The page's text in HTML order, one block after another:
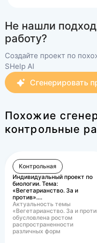
Не нашли
работу?
Создайте проект по
SHelp AI
Сгенерировать
Похожие
контрольные
Контрольная
Индивидуальный проект по
биологии. Тема:
«Вегетарианство. За и
против».…
Актуальность темы
«Вегетарианство. За и
обусловлена ростом
распространенности
различных форм